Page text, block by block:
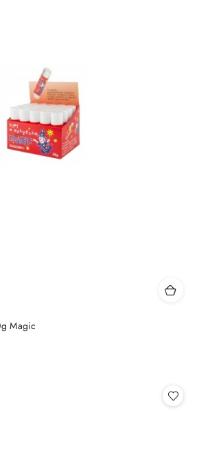
Magic